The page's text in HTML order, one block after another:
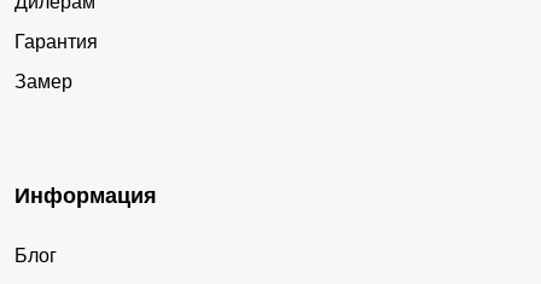
Гарантия
Замер
Информация
Блог